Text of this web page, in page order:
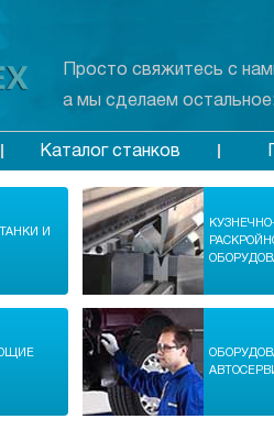
Просто свяжитесь с
а мы сделаем
Каталог станков
И